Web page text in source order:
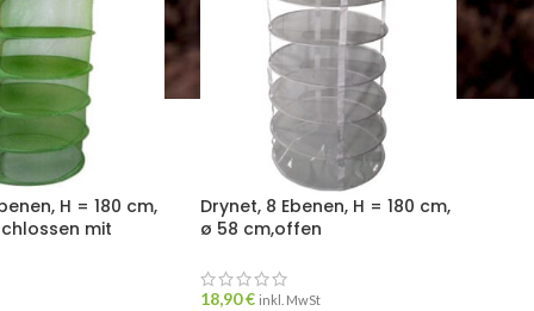
H = 180 cm,
mit
Drynet, 8 Ebenen, H = 180 cm,
ø 58 cm,offen
18,90€ inkl. MwSt